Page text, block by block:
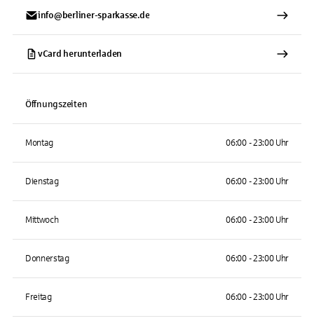
info@berliner-sparkasse.de
vCard herunterladen
Öffnungszeiten
Montag 06:00 - 23:00 Uhr
Dienstag 06:00 - 23:00 Uhr
Mittwoch 06:00 - 23:00 Uhr
Donnerstag 06:00 - 23:00 Uhr
Freitag 06:00 - 23:00 Uhr